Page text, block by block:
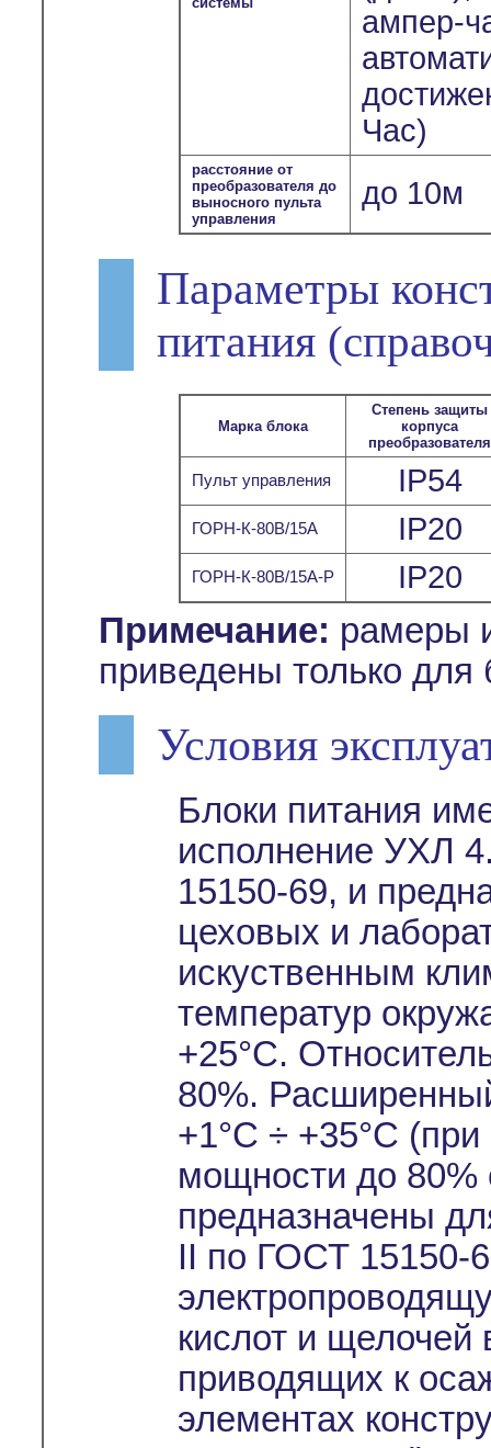
ампер-
Час)
расстояние от
преобразователя до
выносного пульта
управления
до 10м
Параметры
питания
Марка блока
Степень защиты
корпуса
преобразователя
Пульт управления IP54
ГОРН-К-80В/15А IP20
ГОРН-К-80В/15А-Р IP20
Примечание: рамеры
приведены только для
Условия
Блоки питания
исполнение УХЛ
15150-69, и
цеховых и
искуственным
температур
+25°С.
80%.
+1°С ÷ +35°С
мощности до 80%
предназначены
II по ГОСТ 15150-
кислот и щелочей
приводящих к
элементах